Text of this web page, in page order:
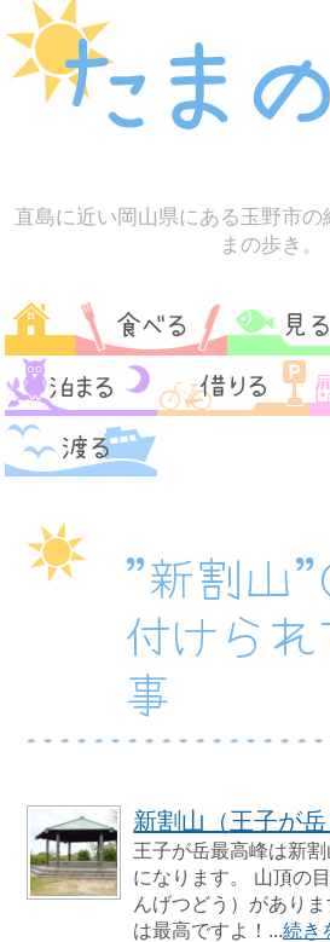
直島に近い岡山県にある玉野市
まの歩き。
”新割山
付けら
事
新割山（王子が
王子が岳最高峰は新割
になります。 山頂の
んげつどう）があり
は最高ですよ！...続き